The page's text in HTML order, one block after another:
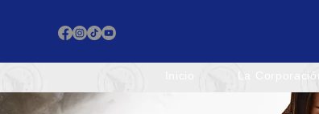
La Corporación